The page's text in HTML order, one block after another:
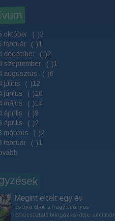
október ( 2
)
február
( 1
)
december
( 2
)
szeptember
( 1
)
augusztus
( 6
)
július
( 12
)
június
( 10
)
május
( 14
)
április
( 9
)
április
( 2
)
március
( 2
)
február
( 1
)
Megint eltelt egy év
És újra eljött a hagyományos
évbúcsúztató bringázás ideje, amit már